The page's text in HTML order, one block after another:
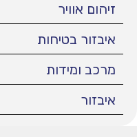
זיהום אוויר
איבזור בטיחות
מרכב ומידות
איבזור